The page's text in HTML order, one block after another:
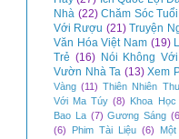
Nhà (22) Chăm Sóc
Với Rượu (21) Truyện
Văn Hóa Việt Nam (19)
Trẻ (16) Nói Không
Vườn Nhà Ta (13) Xem
Vàng (11) Thiên Nhiên
Với Ma Túy (8) Khoa
Bao La (7) Gương Sáng
(6)
Phim Tài Liệu (6)